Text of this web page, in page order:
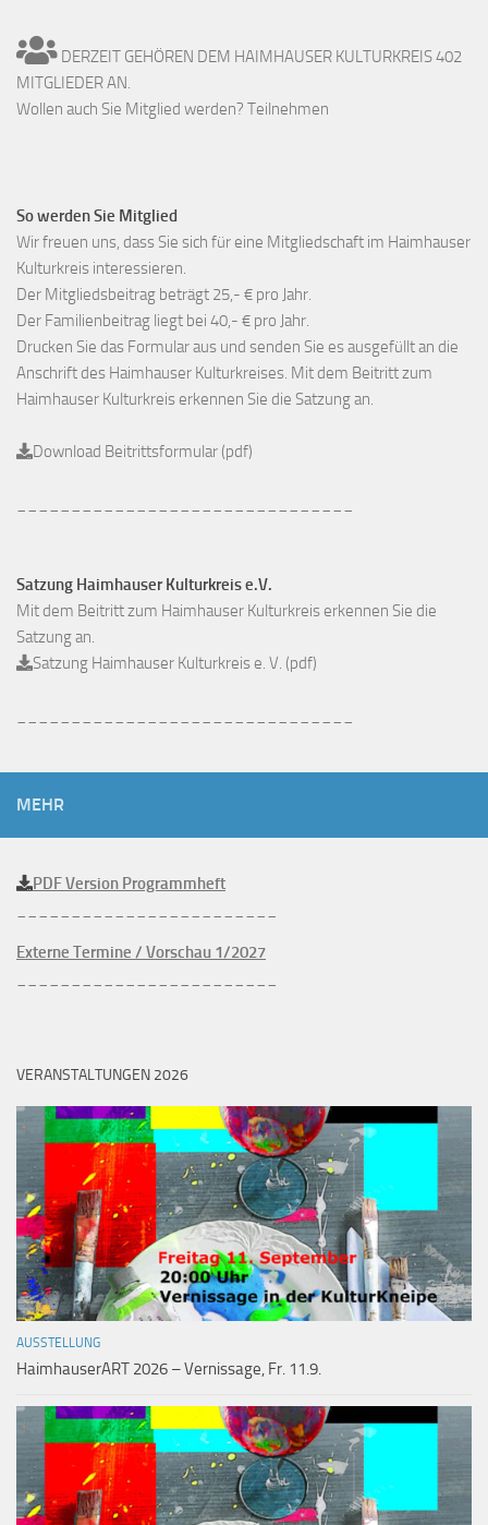
DERZEIT GEHÖREN DEM HAIMHAUSER KULTURKREIS 402
MITGLIEDER AN.
Wollen auch Sie Mitglied werden? Teilnehmen
So werden Sie Mitglied
Wir freuen uns, dass Sie sich für eine Mitgliedschaft im Haimhauser
Kulturkreis interessieren.
Der Mitgliedsbeitrag beträgt 25,- € pro Jahr.
Der Familienbeitrag liegt bei 40,- € pro Jahr.
Drucken Sie das Formular aus und senden Sie es ausgefüllt an die
Anschrift des Haimhauser Kulturkreises. Mit dem Beitritt zum
Haimhauser Kulturkreis erkennen Sie die Satzung an.
Download Beitrittsformular (pdf)
Satzung Haimhauser Kulturkreis e.V.
Mit dem Beitritt zum Haimhauser Kulturkreis erkennen Sie die
Satzung an.
Satzung Haimhauser Kulturkreis e. V. (pdf)
MEHR
PDF Version Programmheft
Externe Termine / Vorschau 1/2027
VERANSTALTUNGEN 2026
AUSSTELLUNG
HaimhauserART 2026 – Vernissage, Fr. 11.9.